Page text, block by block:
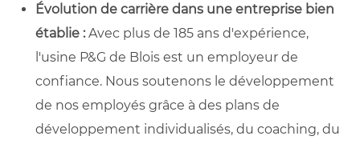
Évolution de carrière dans une entreprise bien
établie :Avec plus de 185 ans d'expérience,
l'usine P&G de Blois est un employeur de
confiance. Nous soutenons le développement
de nos employés grâce à des plans de
développement individualisés, du coaching, du